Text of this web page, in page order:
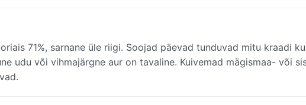
71%, sarnane üle riigi. Soojad päevad tunduvad mitu kraadi
udu või vihmajärgne aur on tavaline. Kuivemad mägismaa- või